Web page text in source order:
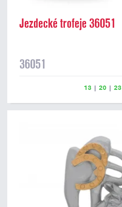
Jezdecké trofeje 36051
36051
13 | 20 | 23